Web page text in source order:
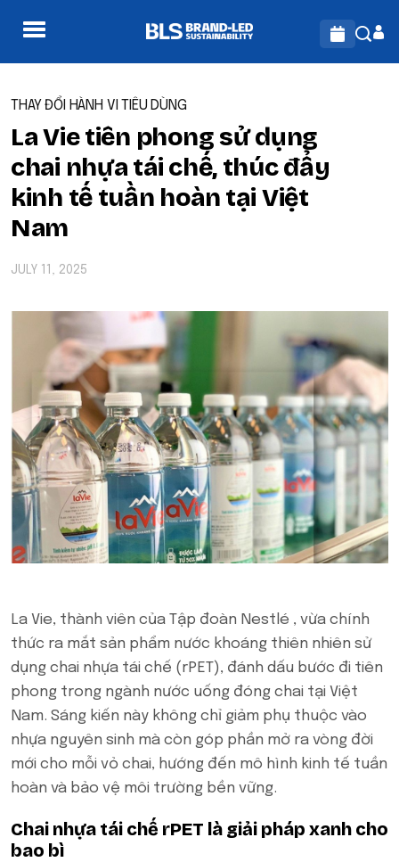
THAY ĐỔI HÀNH VI TIÊU DÙNG
La Vie tiên phong sử dụng
chai nhựa tái chế, thúc đẩy
kinh tế tuần hoàn tại Việt
Nam
JULY 11, 2025
La Vie, thành viên của Tập đoàn Nestlé , vừa chính
thức ra mắt sản phẩm nước khoáng thiên nhiên sử
dụng chai nhựa tái chế (rPET), đánh dấu bước đi tiên
phong trong ngành nước uống đóng chai tại Việt
Nam. Sáng kiến này không chỉ giảm phụ thuộc vào
nhựa nguyên sinh mà còn góp phần mở ra vòng đời
mới cho mỗi vỏ chai, hướng đến mô hình kinh tế tuần
hoàn và bảo vệ môi trường bền vững.
Chai nhựa tái chế rPET là giải pháp xanh cho
bao bì